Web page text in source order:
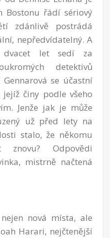
Bostonu řádí sériový
zdánlivě postrádá
nepředvídatelný. A
dvacet let sedí za
detektivů
se účastní
činy podle všeho
Jenže jak je může
už před lety na
stalo, že někomu
Odpovědi
mistrně načtená
nová místa, ale
Harari, nejčtenější